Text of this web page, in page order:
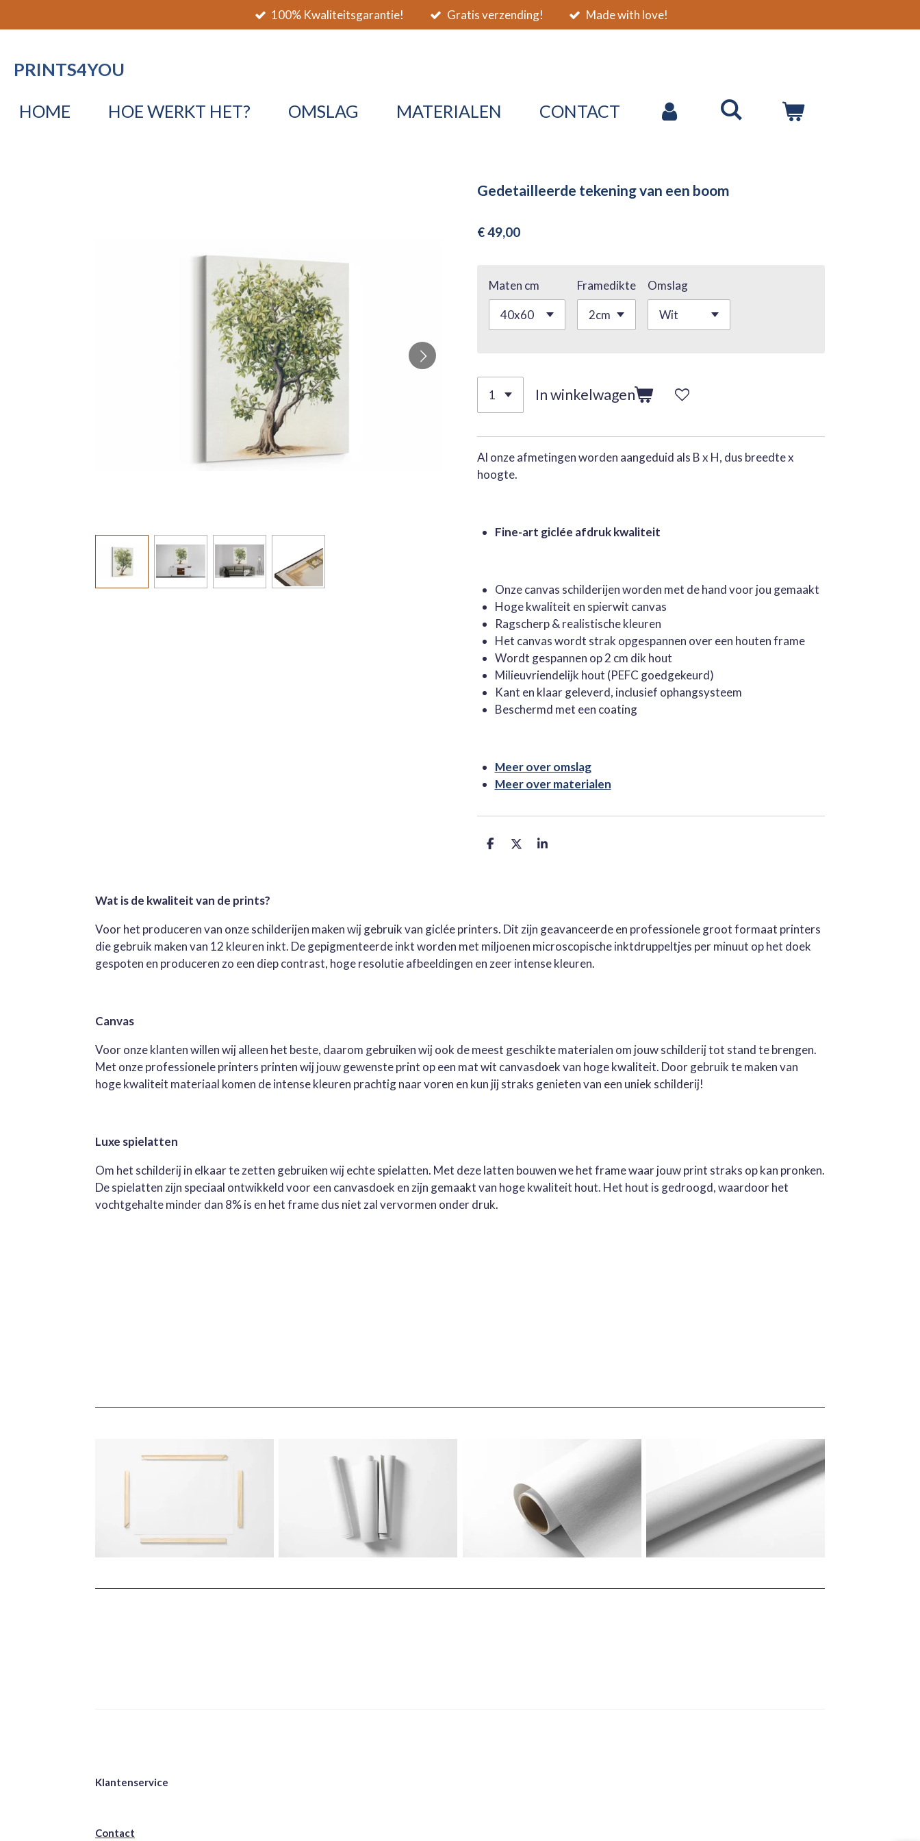
direct
de
100% Kwaliteitsgarantie! Gratis verzending! Made with love!
PRINTS4YOU
HOME HOE WERKT HET? OMSLAG MATERIALEN CONTACT
Gedetailleerde tekening van een boom
€ 49,00
Maten cm Framedikte Omslag
In winkelwagen
Al onze afmetingen worden aangeduid als B x H, dus breedte x
hoogte.
Fine-art giclée afdruk kwaliteit
Onze canvas schilderijen worden met de hand voor jou gemaakt
Hoge kwaliteit en spierwit canvas
Ragscherp & realistische kleuren
Het canvas wordt strak opgespannen over een houten frame
Wordt gespannen op 2 cm dik hout
Milieuvriendelijk hout (PEFC goedgekeurd)
Kant en klaar geleverd, inclusief ophangsysteem
Beschermd met een coating
Meer over omslag
Meer over materialen
D
D
S
Wat is de kwaliteit van de prints?
Voor het produceren van onze schilderijen maken wij gebruik van giclée printers. Dit zijn geavanceerde en professionele groot formaat printers
die gebruik maken van 12 kleuren inkt. De gepigmenteerde inkt worden met miljoenen microscopische inktdruppeltjes per minuut op het doek
gespoten en produceren zo een diep contrast, hoge resolutie afbeeldingen en zeer intense kleuren.
Canvas
Voor onze klanten willen wij alleen het beste, daarom gebruiken wij ook de meest geschikte materialen om jouw schilderij tot stand te brengen.
Met onze professionele printers printen wij jouw gewenste print op een mat wit canvasdoek van hoge kwaliteit. Door gebruik te maken van
hoge kwaliteit materiaal komen de intense kleuren prachtig naar voren en kun jij straks genieten van een uniek schilderij!
Luxe spielatten
Om het schilderij in elkaar te zetten gebruiken wij echte spielatten. Met deze latten bouwen we het frame waar jouw print straks op kan pronken.
De spielatten zijn speciaal ontwikkeld voor een canvasdoek en zijn gemaakt van hoge kwaliteit hout. Het hout is gedroogd, waardoor het
vochtgehalte minder dan 8% is en het frame dus niet zal vervormen onder druk.
Klantenservice
Contact